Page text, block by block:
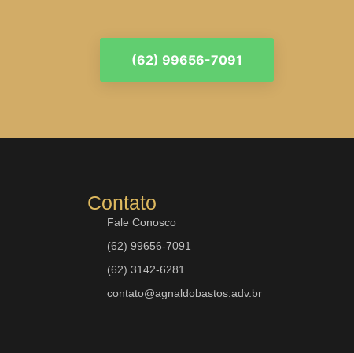
(62) 99656-7091
Contato
Fale Conosco
(62) 99656-7091
(62) 3142-6281
contato@agnaldobastos.adv.br